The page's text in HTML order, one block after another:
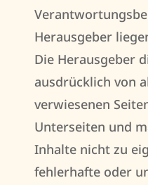
Herausgeber
Die Herausgeber
ausdrücklich von
verwiesenen
Unterseiten und
Inhalte nicht zu
fehlerhafte oder